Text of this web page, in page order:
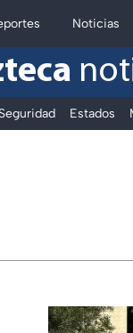
Noticias
Seguridad Estados